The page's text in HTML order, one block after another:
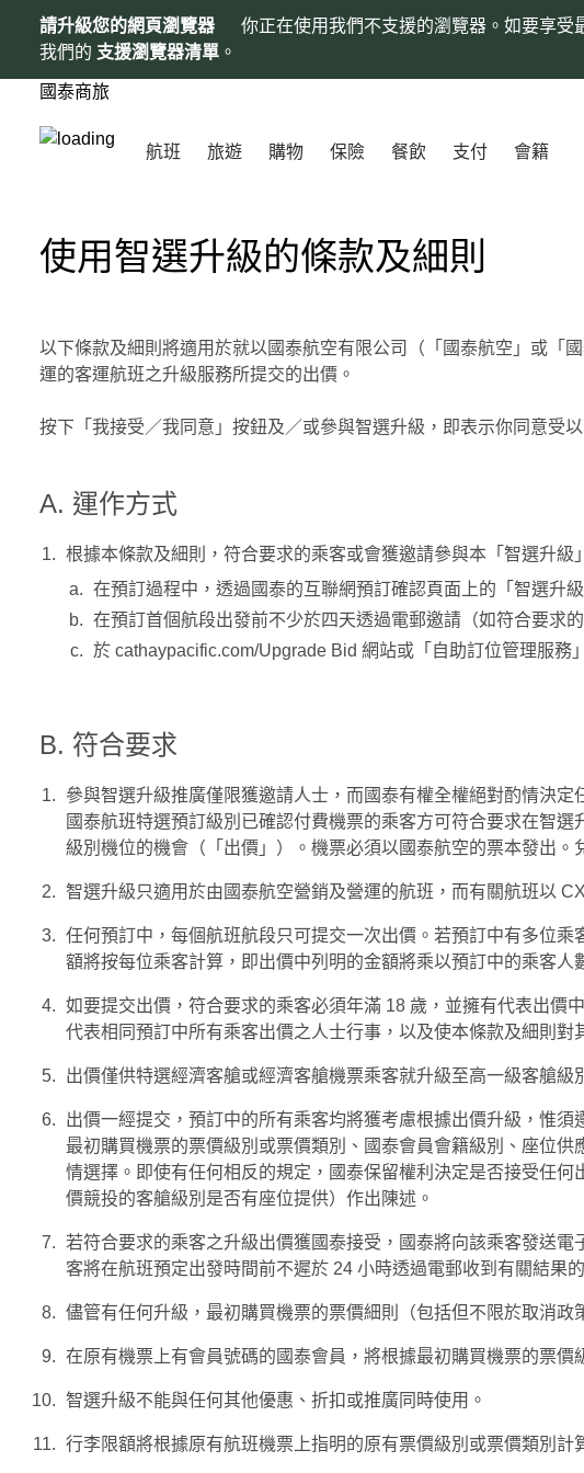
請升級您的網頁瀏覽器
你正在使用我們不支援的瀏覽器。如要享
我們的 支援瀏覽器清單 。
國泰商旅
航班 旅遊 購物 保險 餐飲 支付 會籍
使用智選升級的條款及細則
以下條款及細則將適用於就以國泰航空有限公司（「國泰航空」或「
運的客運航班之升級服務所提交的出價。
按下「我接受／我同意」按鈕及／或參與智選升級，即表示你同意受
A. 運作方式
根據本條款及細則，符合要求的乘客或會獲邀請參與本「智選升級
在預訂過程中，透過國泰的互聯網預訂確認頁面上的「智選升級
在預訂首個航段出發前不少於四天透過電郵邀請（如符合要求
於 cathaypacific.com/Upgrade Bid 網站或「自助訂位管理服務
B. 符合要求
參與智選升級推廣僅限獲邀請人士，而國泰有權全權絕對酌情決
國泰航班特選預訂級別已確認付費機票的乘客方可符合要求在智
級別機位的機會（「出價」）。機票必須以國泰航空的票本發出。
智選升級只適用於由國泰航空營銷及營運的航班，而有關航班以
任何預訂中，每個航班航段只可提交一次出價。若預訂中有多位
額將按每位乘客計算，即出價中列明的金額將乘以預訂中的乘客人
如要提交出價，符合要求的乘客必須年滿 18 歲，並擁有代表出價
代表相同預訂中所有乘客出價之人士行事，以及使本條款及細則對
出價僅供特選經濟客艙或經濟客艙機票乘客就升級至高一級客艙級
出價一經提交，預訂中的所有乘客均將獲考慮根據出價升級，惟
最初購買機票的票價級別或票價類別、國泰會員會籍級別、座位
情選擇。即使有任何相反的規定，國泰保留權利決定是否接受任
價競投的客艙級別是否有座位提供）作出陳述。
若符合要求的乘客之升級出價獲國泰接受，國泰將向該乘客發送
客將在航班預定出發時間前不遲於 24 小時透過電郵收到有關結果
儘管有任何升級，最初購買機票的票價細則（包括但不限於取消政
在原有機票上有會員號碼的國泰會員，將根據最初購買機票的票
智選升級不能與任何其他優惠、折扣或推廣同時使用。
行李限額將根據原有航班機票上指明的原有票價級別或票價類別計